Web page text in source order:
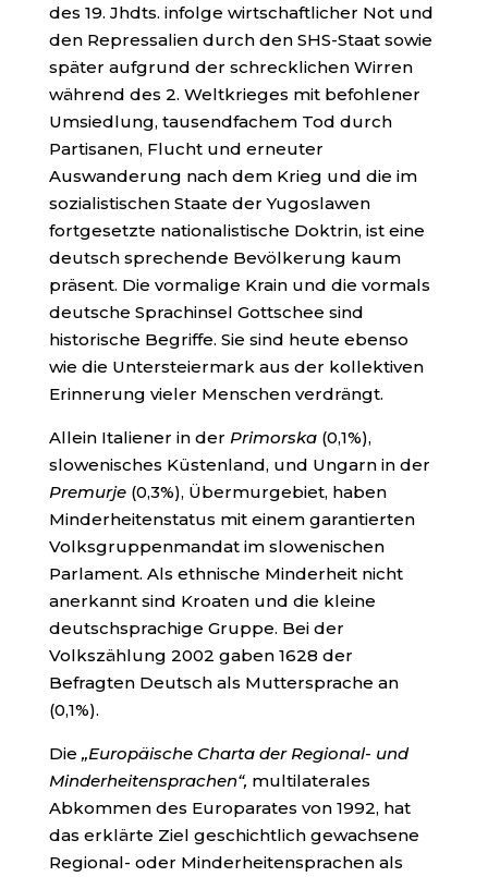
des 19. Jhdts. infolge wirtschaftlicher Not und
den Repressalien durch den SHS-Staat sowie
später aufgrund der schrecklichen Wirren
während des 2. Weltkrieges mit befohlener
Umsiedlung, tausendfachem Tod durch
Partisanen, Flucht und erneuter
Auswanderung nach dem Krieg und die im
sozialistischen Staate der Yugoslawen
fortgesetzte nationalistische Doktrin, ist eine
deutsch sprechende Bevölkerung kaum
präsent. Die vormalige Krain und die vormals
deutsche Sprachinsel Gottschee sind
historische Begriffe. Sie sind heute ebenso
wie die Untersteiermark aus der kollektiven
Erinnerung vieler Menschen verdrängt.
Allein Italiener in der Primorska(0,1%),
slowenisches Küstenland, und Ungarn in der
Premurje(0,3%), Übermurgebiet, haben
Minderheitenstatus mit einem garantierten
Volksgruppenmandat im slowenischen
Parlament. Als ethnische Minderheit nicht
anerkannt sind Kroaten und die kleine
deutschsprachige Gruppe. Bei der
Volkszählung 2002 gaben 1628 der
Befragten Deutsch als Muttersprache an
(0,1%).
Die „Europäische Charta der Regional- und
Minderheitensprachen“, multilaterales
Abkommen des Europarates von 1992, hat
das erklärte Ziel geschichtlich gewachsene
Regional- oder Minderheitensprachen als